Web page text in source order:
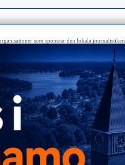
som sponsrar den lokala journalistiken.